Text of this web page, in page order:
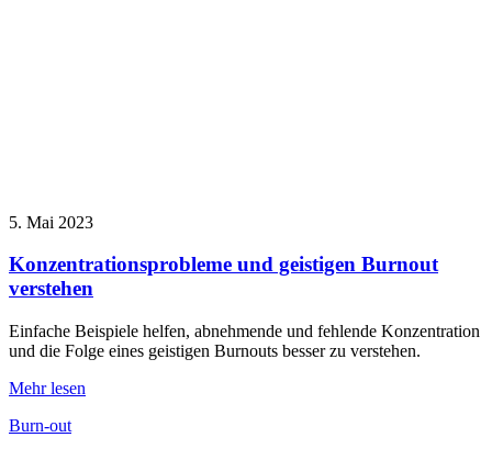
5. Mai 2023
Konzentrationsprobleme und geistigen Burnout
verstehen
Einfache Beispiele helfen, abnehmende und fehlende Konzentration
und die Folge eines geistigen Burnouts besser zu verstehen.
Mehr lesen
Burn-out